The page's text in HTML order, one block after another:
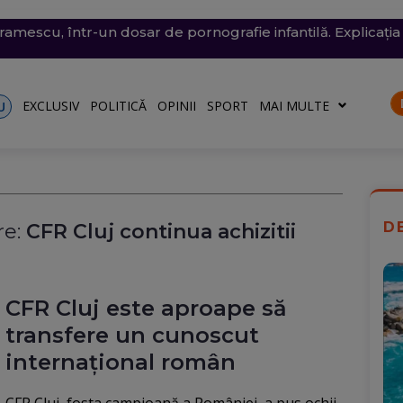
de energie, fără efect: Miercuri, la momentul
exploziv a perturbat traficul pe aeroportul Leipzig, un
către Ucraina. Rusia, principalul suspect
într-un dosar de pornografie infantilă.
în dreptul unei plaje din Mamaia (Video). Aparatul
lui Nicușor Dan, și-a publicat declarațiile de avere
EXCLUSIV POLITICĂ OPINII SPORT MAI MULTE
CFR Cluj continua achizitii
CFR Cluj este aproape să
transfere un cunoscut
internațional român